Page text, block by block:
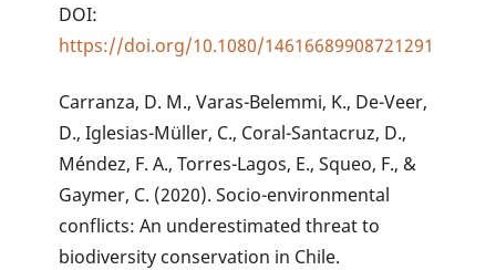
DOI:
https://doi.org/10.1080/14616689908721291
Carranza, D. M., Varas-Belemmi, K., De-Veer,
D., Iglesias-Müller, C., Coral-Santacruz, D.,
Méndez, F. A., Torres-Lagos, E., Squeo, F., &
Gaymer, C. (2020). Socio-environmental
conflicts: An underestimated threat to
biodiversity conservation in Chile.